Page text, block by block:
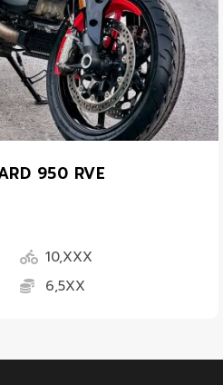
950 RVE
10,XXX
6,5XX